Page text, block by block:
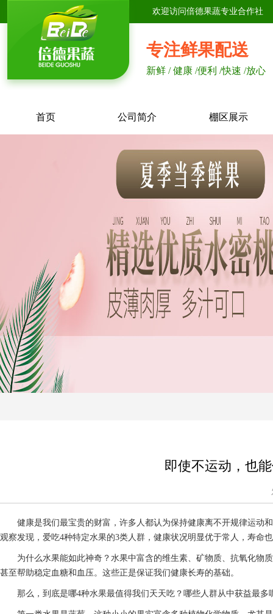
欢迎访问倍德果蔬专业合作社
专注鲜果配送
新鲜 / 健康 /便利 /快速 /放心
首页 公司简介 棚区展示
即使不运动，也
健康是我们最宝贵的财富，许多人都认为保持健康离不开规律运
观察发现，爱吃4种特定水果的3类人群，健康状况明显优于常人，寿命
为什么水果能如此神奇？水果中富含的维生素、矿物质、抗氧化物
甚至帮助稳定血糖和血压。这些正是保证我们健康长寿的基础。
那么，到底是哪4种水果最值得我们天天吃？哪些人群从中获益最多